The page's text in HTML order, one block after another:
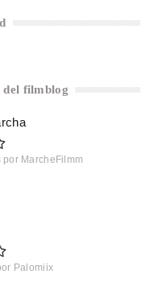
del filmblog
por MarcheFilmm
Palomiix